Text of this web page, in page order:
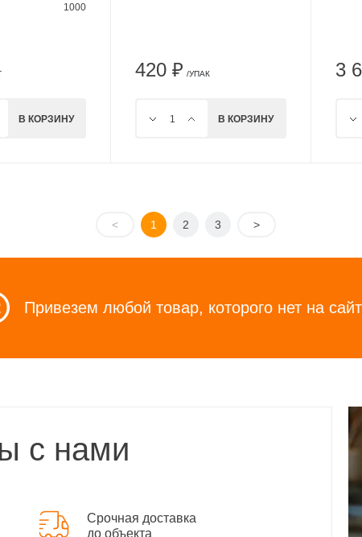
1000
В КОРЗИНУ
420 ₽ /УПАК
В КОРЗИНУ
3
< 1 2 3 >
Привезем любой товар, которого нет на
с нами
Срочная доставка
до объекта